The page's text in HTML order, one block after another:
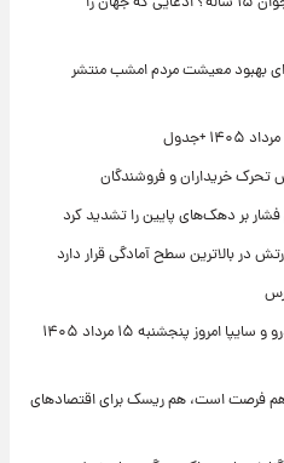
بهبود معیشت مردم امشب منتشر
تحرک خریداران و فروشندگان
بر دهک‌های پایین را تشدید کرد
در بالاترین سطح آمادگی قرار دارد
تغییر تند قیمت محصولات ایران‌خودرو و سایپا امروز پنجشنبه ۱۵ مرداد ۱۴۰۵
فرصت است، هم ریسک برای اقتصادهای